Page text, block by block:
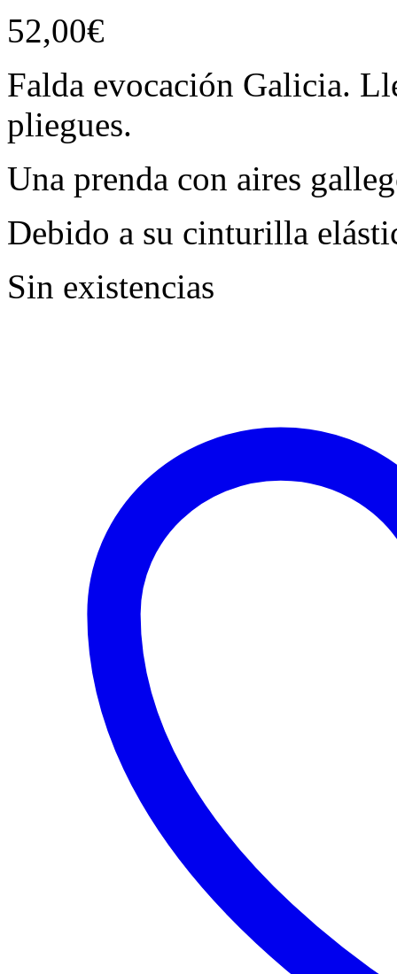
52,00€
Falda evocación Galicia.
pliegues.
Una prenda con aires
Debido a su cinturilla
Sin existencias